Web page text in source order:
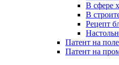
В сфере
В
Рецепт
Патент на
Патент на